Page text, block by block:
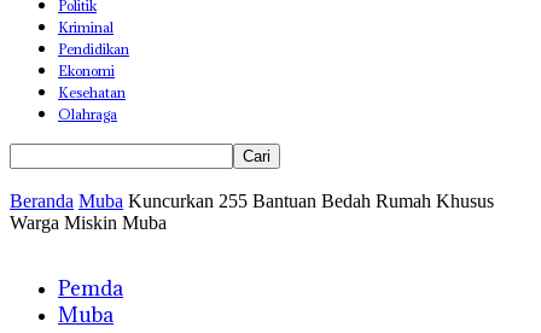
Politik
Kriminal
Pendidikan
Ekonomi
Kesehatan
Olahraga
Beranda Muba Kuncurkan 255 Bantuan Bedah Rumah Khusus
Warga Miskin Muba
Pemda
Muba